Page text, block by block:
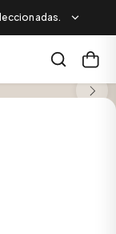
LOOK COMPLETO